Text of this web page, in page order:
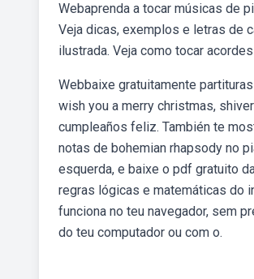
Webaprenda a tocar músicas de
Veja dicas, exemplos e letras de
ilustrada. Veja como tocar
Webbaixe gratuitamente
wish you a merry christmas,
cumpleaños feliz. También te
notas de bohemian rhapsody no
esquerda, e baixe o pdf gratuito
regras lógicas e matemáticas do
funciona no teu navegador, sem
do teu computador ou com o.